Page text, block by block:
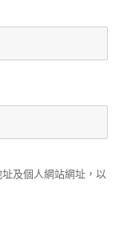
及個人網站網址，以